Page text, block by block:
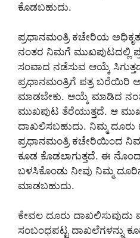
ಕೊಡಬಹುದು.
ಪ್ರಧಾನಮಂತ್ರಿ ಕಚೇರಿಯ
ನಂತರ ನಿಮಗೆ ಮುಖಪುಟದಲ್ಲಿ
ಸಂವಾದ ನಡೆಸುವ ಆಯ್ಕೆ
ಪ್ರಧಾನಮಂತ್ರಿಗೆ ಪತ್ರ ಬರೆಯಿರಿ
ಮಾಡಬೇಕು. ಆಯ್ಕೆ ಮಾಡಿದ
ಮುಖಪುಟ ತೆರೆಯುತ್ತದೆ. ಆ
ದಾಖಲಿಸಬಹುದು. ನಿಮ್ಮ ದೂರು
ಪ್ರಧಾನಮಂತ್ರಿ ಕಚೇರಿಯಿಂದ
ಕೂಡ ಕೊಡಲಾಗುತ್ತದೆ. ಈ
ಬಳಸಿಕೊಂಡು ನೀವು ನಿಮ್ಮ
ಮಾಡಬಹುದು.
ಕೇವಲ ದೂರು ದಾಖಲಿಸುವುದು
ಸಂಬಂಧಪಟ್ಟ ದಾಖಲೆಗಳನ್ನು